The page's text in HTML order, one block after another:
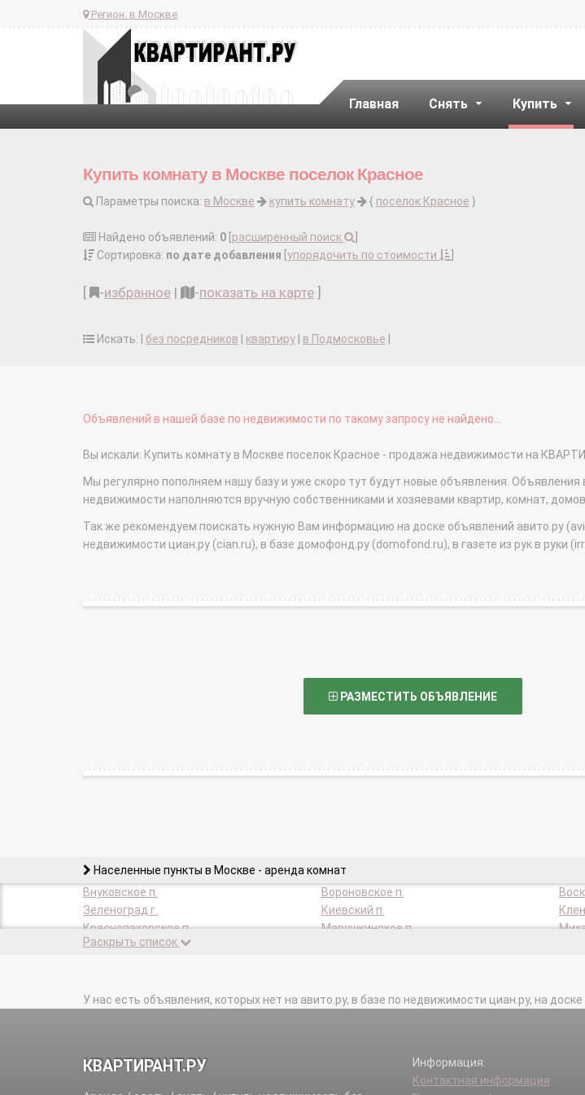
Регион: в Москве
Главная Снять Купить
Купить комнату в Москве поселок Красное
Параметры поиска: в Москве купить комнату { поселок Красное }
Найдено объявлений: 0 расширенный поиск
Сортировка: по дате добавления упорядочить по стоимости
-избранное | -показать на карте
Искать: | без посредников квартиру в Подмосковье
Объявлений в нашей базе по недвижимости по такому запросу не найдено...
Вы искали: Купить комнату в Москве поселок Красное - продажа недвижимости на
Мы регулярно пополняем нашу базу и уже скоро тут будут новые объявления. Объявления
недвижимости наполняются вручную собственниками и хозяевами квартир, комнат,
Так же рекомендуем поискать нужную Вам информацию на доске объявлений авито.ру
недвижимости циан.ру (cian.ru), в базе домофонд.ру (domofond.ru), в газете из рук в руки
РАЗМЕСТИТЬ ОБЪЯВЛЕНИЕ
Населенные пункты в Москве - аренда комнат
Внуковское п.
Вороновское п.
Зеленоград г.
Киевский п.
Краснопахорское п.
Марушкинское п.
Московский п.
Раскрыть список
У нас есть объявления, которых нет на авито.ру, в базе по недвижимости циан.ру, на
КВАРТИРАНТ.РУ
Информация:
Контактная информация